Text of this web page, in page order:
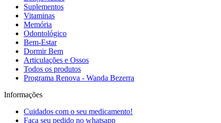
Suplementos
Vitaminas
Memória
Odontológico
Bem-Estar
Dormir Bem
Articulações e Ossos
Todos os produtos
Programa Renova - Wanda Bezerra
Informações
Cuidados com o seu medicamento!
Faça seu pedido no whatsapp